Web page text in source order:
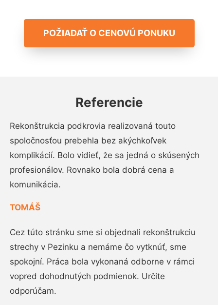
POŽIADAŤ O CENOVÚ PONUKU
Referencie
Rekonštrukcia podkrovia realizovaná touto
spoločnosťou prebehla bez akýchkoľvek
komplikácií. Bolo vidieť, že sa jedná o skúsených
profesionálov. Rovnako bola dobrá cena a
komunikácia.
TOMÁŠ
Cez túto stránku sme si objednali rekonštrukciu
strechy v Pezinku a nemáme čo vytknúť, sme
spokojní. Práca bola vykonaná odborne v rámci
vopred dohodnutých podmienok. Určite
odporúčam.